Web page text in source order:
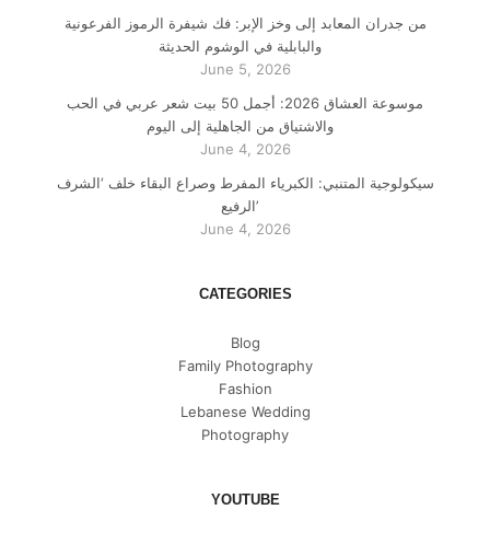
من جدران المعابد إلى وخز الإبر: فك شيفرة الرموز الفرعونية
والبابلية في الوشوم الحديثة
June 5, 2026
موسوعة العشاق 2026: أجمل 50 بيت شعر عربي في الحب
والاشتياق من الجاهلية إلى اليوم
June 4, 2026
سيكولوجية المتنبي: الكبرياء المفرط وصراع البقاء خلف ‘الشرف
الرفيع’
June 4, 2026
CATEGORIES
Blog
Family Photography
Fashion
Lebanese Wedding
Photography
YOUTUBE